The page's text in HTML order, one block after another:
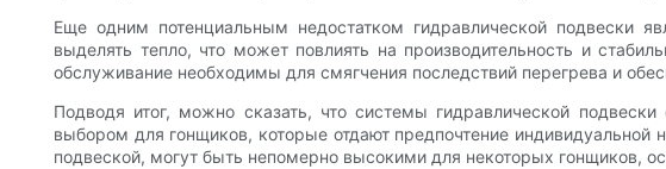
Еще одним потенциальным недостатком гидравлической подвески
выделять тепло, что может повлиять на производительность и
обслуживание необходимы для смягчения последствий перегрева и
Подводя итог, можно сказать, что системы гидравлической
выбором для гонщиков, которые отдают предпочтение
подвеской, могут быть непомерно высокими для некоторых гонщиков,